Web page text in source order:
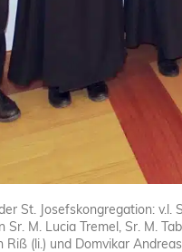
St. Josefskongregation: v.l.
Sr. M. Lucia Tremel, Sr. M.
Riß (li.) und Domvikar